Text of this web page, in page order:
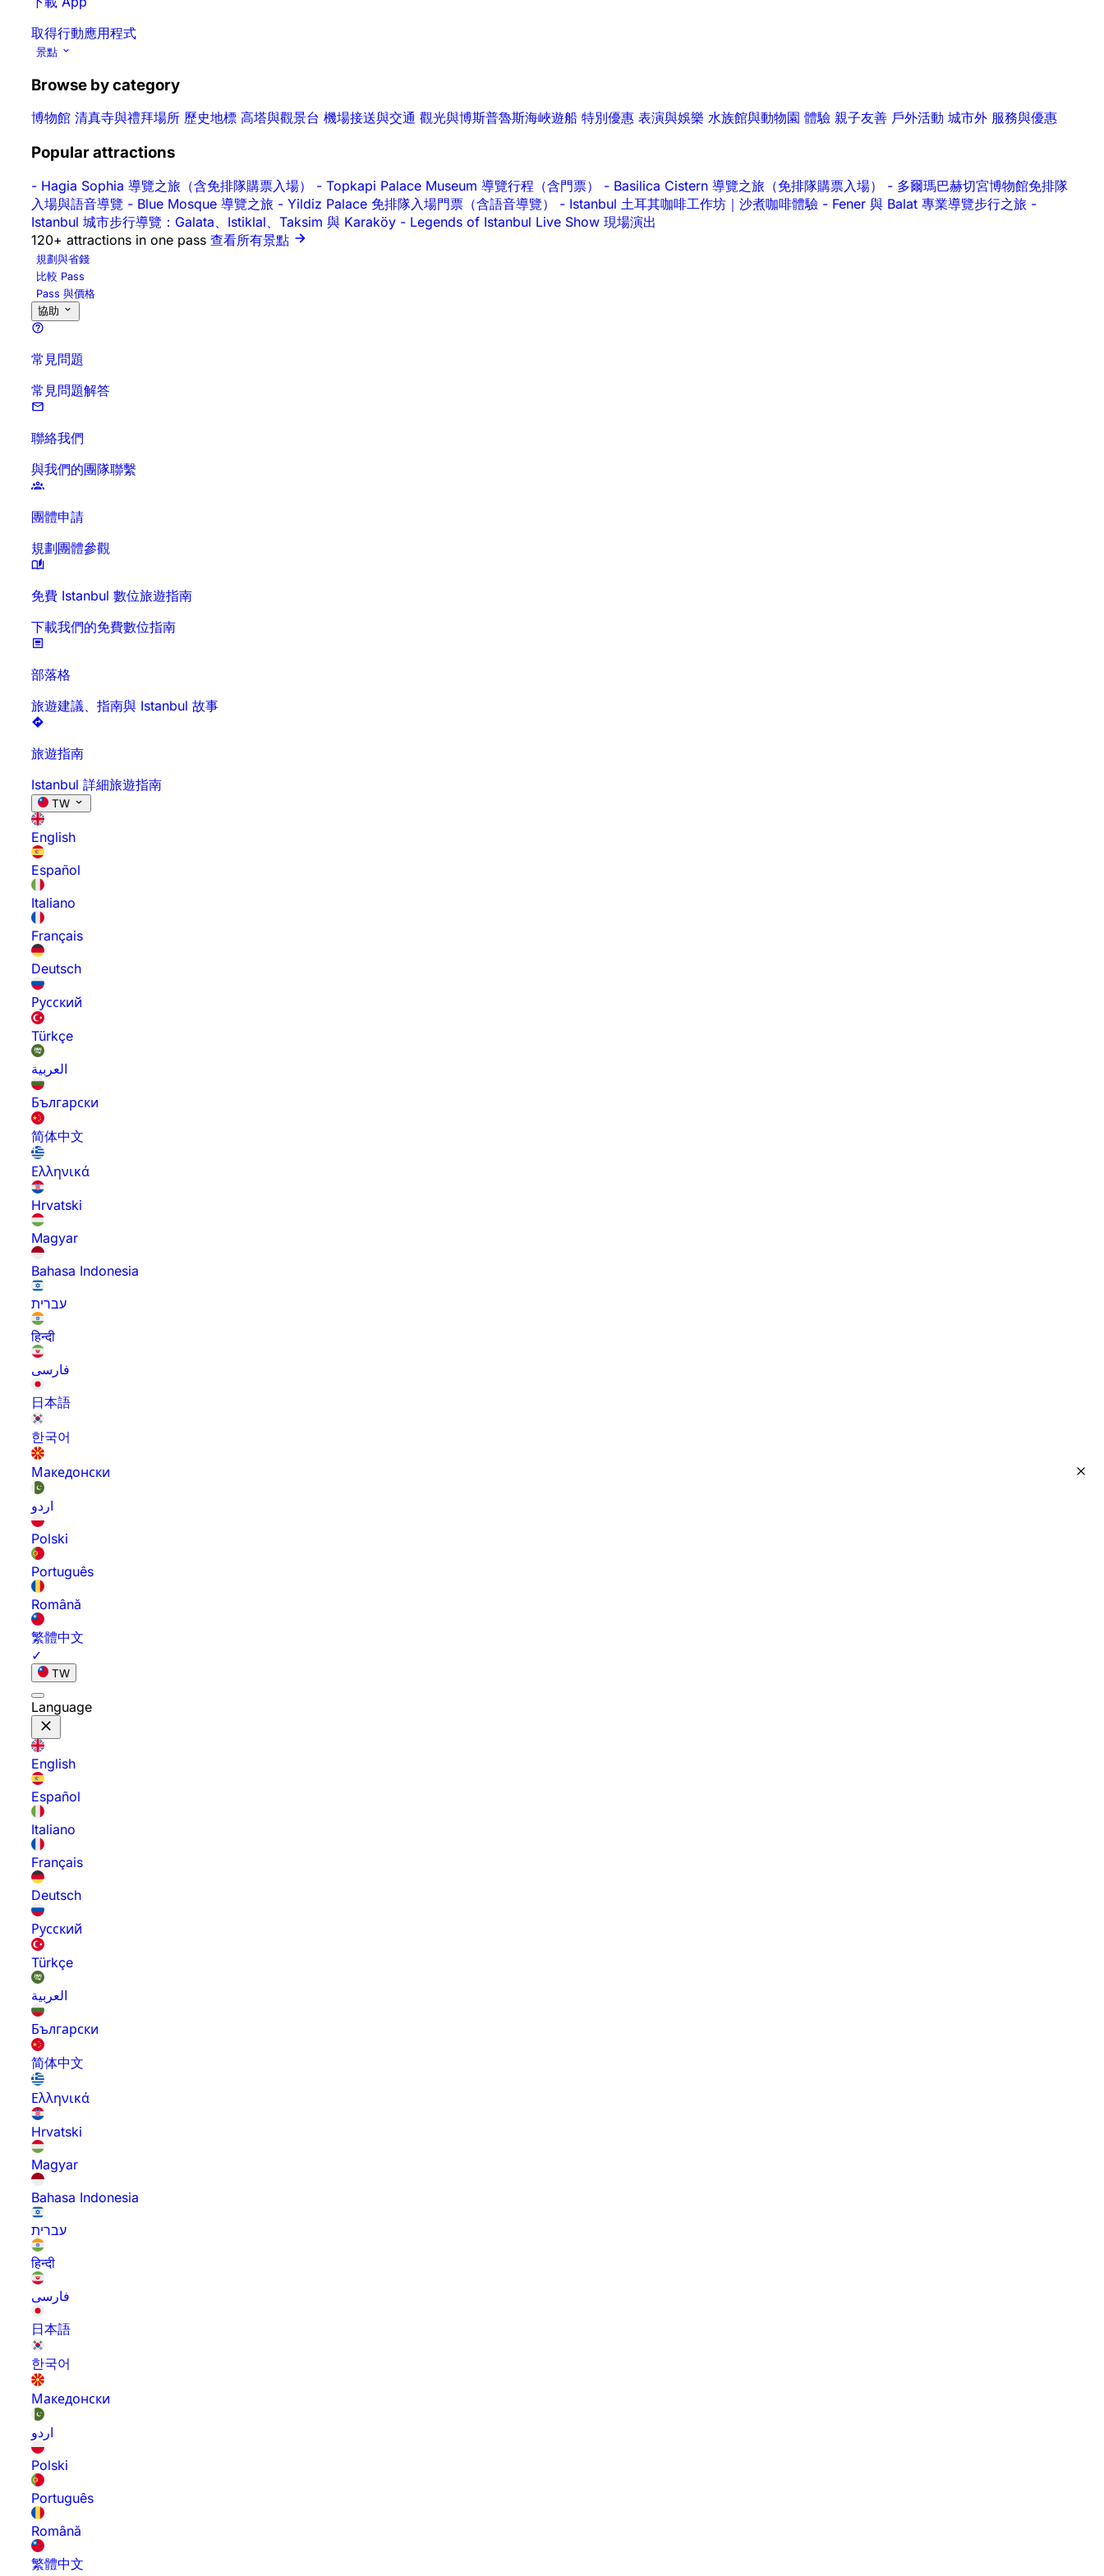
取得行動應用程式
景點
Browse by category
博物館 清真寺與禮拜場所 歷史地標 高塔與觀景台 機場接送與交通 觀光與博斯普魯斯海峽遊船 特別優惠 表演與娛樂 水族館與動物園 體驗 親子友善 戶外活動 城市外 服務與優惠
Popular attractions
- Hagia Sophia 導覽之旅（含免排隊購票入場） - Topkapi Palace Museum 導覽行程（含門票） - Basilica Cistern 導覽之旅（免排隊購票入場） - 多爾瑪巴赫切宮博物館免排隊
入場與語音導覽 - Blue Mosque 導覽之旅 - Yildiz Palace 免排隊入場門票（含語音導覽） - Istanbul 土耳其咖啡工作坊｜沙煮咖啡體驗 - Fener 與 Balat 專業導覽步行之旅 -
Istanbul 城市步行導覽：Galata、Istiklal、Taksim 與 Karaköy - Legends of Istanbul Live Show 現場演出
120+ attractions in one pass 查看所有景點
規劃與省錢
比較 Pass
Pass 與價格
協助
常見問題
常見問題解答
聯絡我們
與我們的團隊聯繫
團體申請
規劃團體參觀
免費 Istanbul 數位旅遊指南
下載我們的免費數位指南
部落格
旅遊建議、指南與 Istanbul 故事
旅遊指南
Istanbul 詳細旅遊指南
TW
English
Español
Italiano
Français
Deutsch
Русский
Türkçe
العربية
Български
简体中文
Ελληνικά
Hrvatski
Magyar
Bahasa Indonesia
עברית
हिन्दी
فارسی
日本語
한국어
Македонски
اردو
Polski
Português
Română
繁體中文
✓
TW
Language
English
Español
Italiano
Français
Deutsch
Русский
Türkçe
العربية
Български
简体中文
Ελληνικά
Hrvatski
Magyar
Bahasa Indonesia
עברית
हिन्दी
فارسی
日本語
한국어
Македонски
اردو
Polski
Português
Română
繁體中文